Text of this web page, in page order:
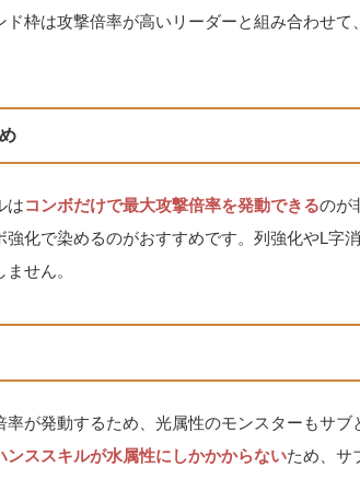
ド枠は攻撃倍率が高いリーダーと組み合わせて
はコンボだけで最大攻撃倍率を発動できるのが
化で染めるのがおすすめです。列強化やL字
せん。
率が発動するため、光属性のモンスターもサブ
ンススキルが水属性にしかかからないため、サ